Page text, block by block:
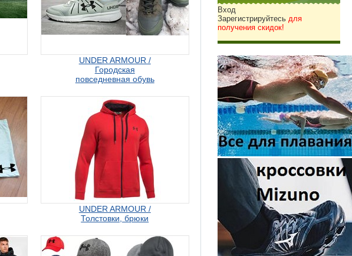
UNDER ARMOUR /
Городская
повседневная обувь
UNDER ARMOUR /
Толстовки, брюки
Вход
Зарегистрируйтесь для
получения скидок!